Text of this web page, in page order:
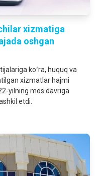
xizmatiga
oshgan
koʻra, huquq va
xizmatlar hajmi
yilning mos davriga
etdi.